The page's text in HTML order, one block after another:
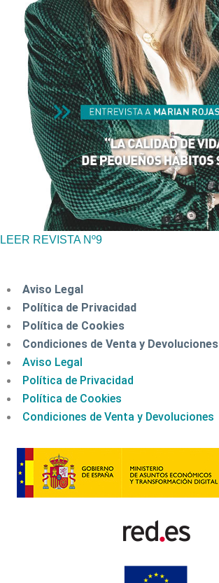
LEER REVISTA Nº9
Aviso Legal
Política de Privacidad
Política de Cookies
Condiciones de Venta y Devoluciones
Aviso Legal
Política de Privacidad
Política de Cookies
Condiciones de Venta y Devoluciones